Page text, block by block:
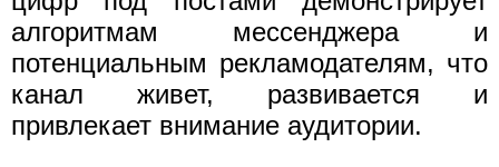
алгоритмам мессенджера и
потенциальным рекламодателям, что
канал живет, развивается и
привлекает внимание аудитории.